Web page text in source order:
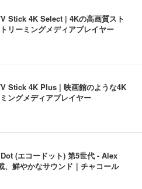
Stick 4K Select | 4Kの高画質スト
リーミングメディアプレイヤー
Stick 4K Plus | 映画館のような4K
ングメディアプレイヤー
(エコードット) 第5世代 - Alex
、鮮やかなサウンド｜チャコール